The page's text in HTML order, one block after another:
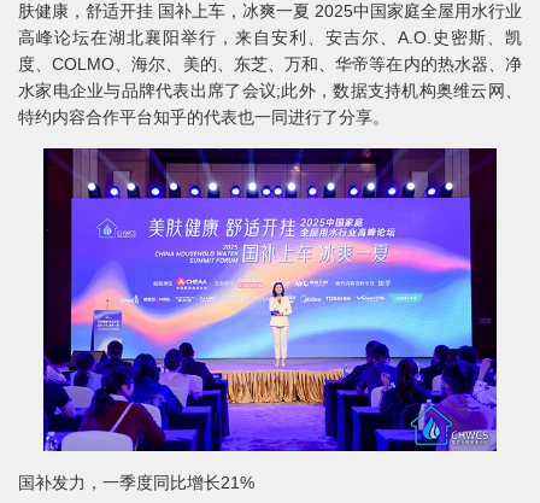
肤健康，舒适开挂 国补上车，冰爽一夏 2025中国家庭全屋用水行业
高峰论坛在湖北襄阳举行，来自安利、安吉尔、A.O.史密斯、凯
度、COLMO、海尔、美的、东芝、万和、华帝等在内的热水器、净
水家电企业与品牌代表出席了会议;此外，数据支持机构奥维云网、
特约内容合作平台知乎的代表也一同进行了分享。
国补发力，一季度同比增长21%